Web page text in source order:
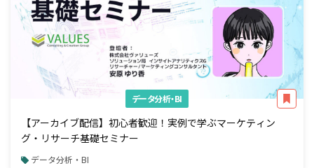
データ分析・BI
【アーカイブ配信】初心者歓迎！実例で学ぶマーケティン
グ・リサーチ基礎セミナー
データ分析・BI